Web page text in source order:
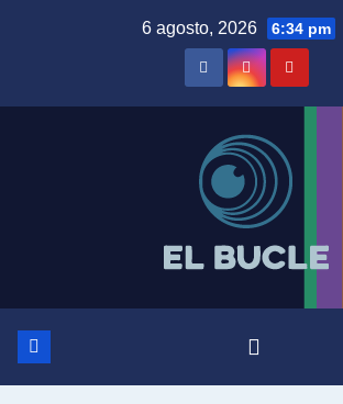
6 agosto, 2026 6:34 pm